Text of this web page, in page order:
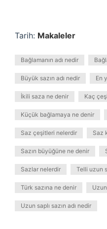
Tarih: Makaleler
Bağlamanın adı nedir
Büyük sazın adı nedir En
İkili saza ne denir Kaç
Küçük bağlamaya ne denir
Saz çeşitleri nelerdir Saz
Sazın büyüğüne ne denir
Sazlar nelerdir Telli uzun
Türk sazına ne denir
Uzun saplı sazın adı nedir